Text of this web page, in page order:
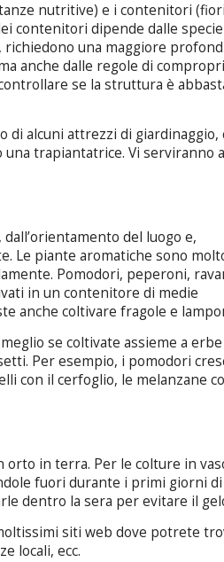
nutritive) e i contenitori
contenitori dipende dalle
richiedono una maggiore
anche dalle regole di
se la struttura è
di alcuni attrezzi di giardinaggio,
trapiantatrice. Vi serviranno
del luogo e,
Le piante aromatiche sono
Pomodori, peperoni,
in un contenitore di medie
anche coltivare fragole e
se coltivate assieme a erbe
Per esempio, i pomodori
con il cerfoglio, le melanzane
orto in terra. Per le colture in
fuori durante i primi giorni di
dentro la sera per evitare il
siti web dove potrete
locali, ecc.